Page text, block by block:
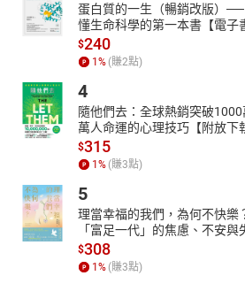
蛋白質的一生（暢銷改版）
懂生命科學的第一本書【電子
$240
1% (賺2點)
4
隨他們去：全球熱銷突破
萬人命運的心理技巧【附放下
書】
$315
1% (賺3點)
5
理當幸福的我們，為何不快樂
「富足一代」的焦慮、不安與
$308
1% (賺3點)